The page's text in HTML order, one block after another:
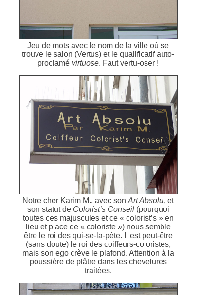
Jeu de mots avec le nom de la ville où se
trouve le salon (Vertus) et le qualificatif auto-
proclamé virtuose. Faut vertu-oser !
Notre cher Karim M., avec sonArt Absolu, et
son statut de Colorist’s Conseil(pourquoi
toutes ces majuscules et ce « colorist’s » en
lieu et place de « coloriste ») nous semble
être le roi des qui-se-la-pète. Il est peut-être
(sans doute) le roi des coiffeurs-coloristes,
mais son ego crève le plafond. Attention à la
poussière de plâtre dans les chevelures
traitées.